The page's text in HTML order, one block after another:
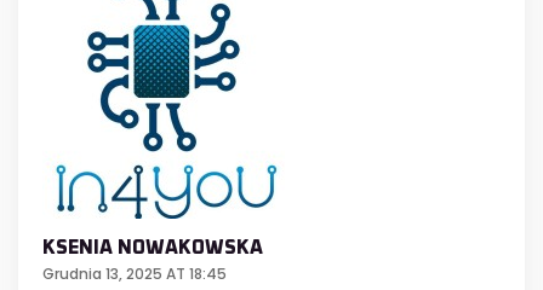
KSENIA NOWAKOWSKA
Grudnia 13, 2025 AT 18:45